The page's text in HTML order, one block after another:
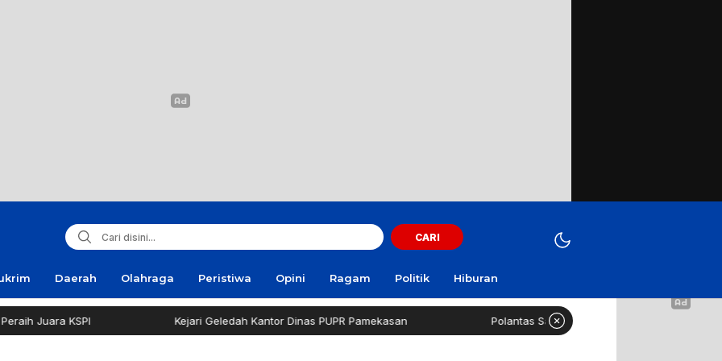
CARI
Daerah Olahraga Peristiwa Opini Ragam Politik Hiburan
Juara KSPI Kejari Geledah Kantor Dinas PUPR Pamekasan Polantas Sampang Imbau Latihan Gerak Jalan Tak